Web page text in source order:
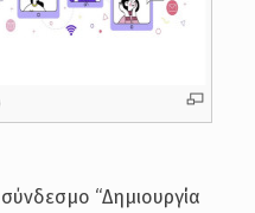
σύνδεσμο “Δημιουργία